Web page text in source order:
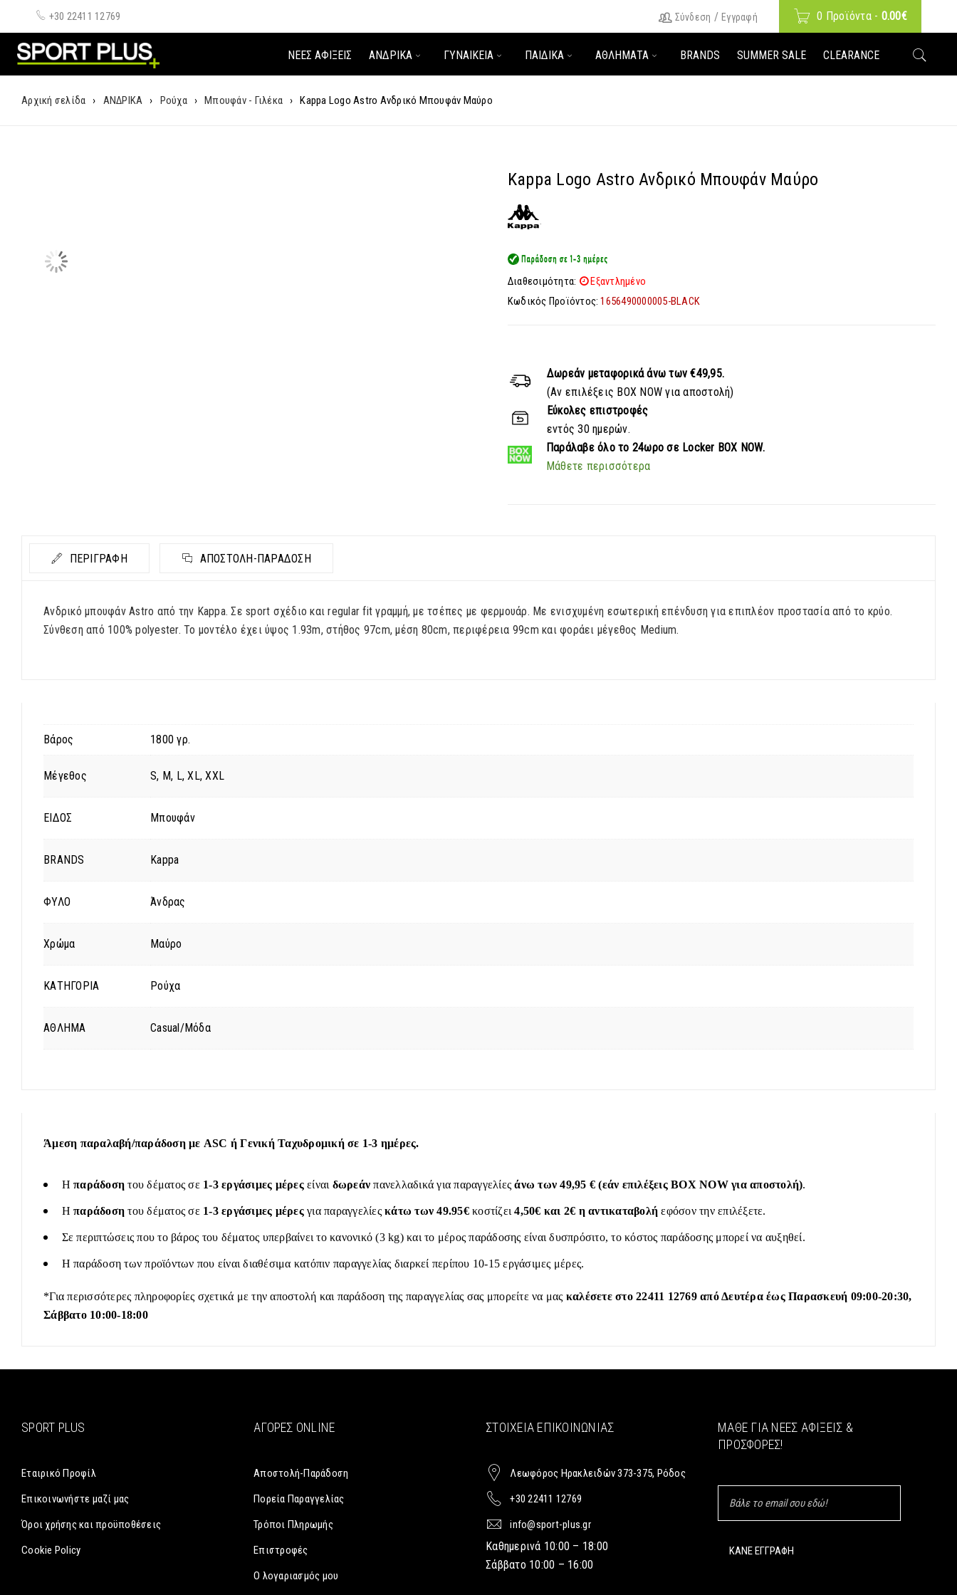
+30 22411 12769 0 Προϊόντα - 0.00€
Σύνδεση / Εγγραφή
ΝΈΕΣ ΑΦΊΞΕΙΣ ΑΝΔΡΙΚΑ ΓΥΝΑΙΚΕΙΑ ΠΑΙΔΙΚΑ ΑΘΛΗΜΑΤΑ BRANDS SUMMER SALE CLEARANCE
Αρχική σελίδα › ΑΝΔΡΙΚΑ › Ρούχα › Μπουφάν - Γιλέκα › Kappa Logo Astro Ανδρικό Μπουφάν Μαύρο
Kappa Logo Astro Ανδρικό Μπουφάν Μαύρο
Διαθεσιμότητα:
Εξαντλημένο
Κωδικός Προϊόντος: 1656490000005-BLACK
Δωρεάν μεταφορικάάνω των €49,95.
(Αν επιλέξεις BOX NOW για αποστολή)
Εύκολες επιστροφές
εντός 30 ημερών.
Παράλαβεόλο το 24ωρο σε Locker BOX NOW.
Μάθετε περισσότερα
ΠΕΡΙΓΡΑΦΗ ΑΠΟΣΤΟΛΉ-ΠΑΡΆΔΟΣΗ
Ανδρικό μπουφάν Astro από την Kappa. Σε sport σχέδιο και regular fit γραμμή, με τσέπες με φερμουάρ. Με ενισχυμένη εσωτερική επένδυση για επιπλέον προστασία από το κρύο.
Σύνθεση από 100% polyester. Το μοντέλο έχει ύψος 1.93m, στήθος 97cm, μέση 80cm, περιφέρεια 99cm και φοράει μέγεθος Medium.
Βάρος 1800 γρ.
Μέγεθος S, M, L, XL, XXL
ΕΙΔΟΣ Μπουφάν
BRANDS Kappa
ΦΥΛΟ Άνδρας
Χρώμα Μαύρο
ΚΑΤΗΓΟΡΙΑ Ρούχα
ΑΘΛΗΜΑ Casual/Μόδα
Άμεση παραλαβή/παράδοση με ASC ή Γενική Ταχυδρομική σε 1-3 ημέρες.
Ηπαράδοση του δέματος σε 1-3 εργάσιμες μέρεςείναι δωρεάν πανελλαδικά για παραγγελίεςάνω των 49,95 € (εάν επιλέξεις BOX NOW για αποστολή).
Ηπαράδοση του δέματος σε 1-3 εργάσιμες μέρεςγια παραγγελίεςκάτω των 49.95€κοστίζει4,50€ και 2€ η αντικαταβολή εφόσον την επιλέξετε.
Σε περιπτώσεις που το βάρος του δέματος υπερβαίνει το κανονικό (3 kg) και το μέρος παράδοσης είναι δυσπρόσιτο, το κόστος παράδοσης μπορεί να αυξηθεί.
Η παράδοση των προϊόντων που είναι διαθέσιμα κατόπιν παραγγελίας διαρκεί περίπου 10-15 εργάσιμες μέρες.
*Για περισσότερες πληροφορίες σχετικά με την αποστολή και παράδοση της παραγγελίας σας μπορείτε να μας καλέσετε στο 22411 12769 από Δευτέρα έως Παρασκευή 09:00-20:30,
Σάββατο 10:00-18:00
SPORT PLUS
Εταιρικό Προφίλ
Επικοινωνήστε μαζί μας
Όροι χρήσης και προϋποθέσεις
Cookie Policy
ΑΓΟΡΈΣ ONLINE
Αποστολή-Παράδοση
Πορεία Παραγγελίας
Τρόποι Πληρωμής
Επιστροφές
Ο λογαριασμός μου
ΣΤΟΙΧΕΊΑ ΕΠΙΚΟΙΝΩΝΊΑΣ
Λεωφόρος Ηρακλειδών 373-375, Ρόδος
+30 22411 12769
info@sport-plus.gr
Καθημερινά 10:00 – 18:00
Σάββατο 10:00 – 16:00
ΜΆΘΕ ΓΙΑ ΝΈΕΣ ΑΦΊΞΕΙΣ &
ΠΡΟΣΦΟΡΈΣ!